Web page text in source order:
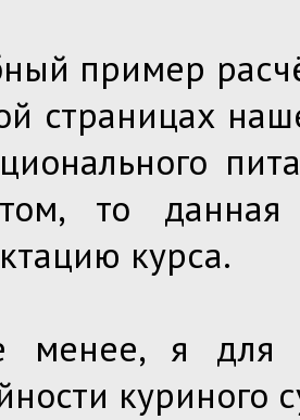
пример
страницах
то
курса.
менее, я для
куриного